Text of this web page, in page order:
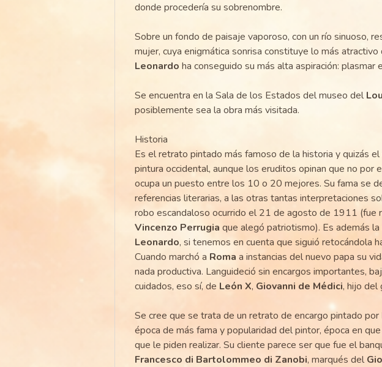
donde procedería su sobrenombre.
Sobre un fondo de paisaje vaporoso, con un río sinuoso,
mujer, cuya enigmática sonrisa constituye lo más
Leonardo ha conseguido su más alta aspiración: plasmar
Se encuentra en la Sala de los Estados del museo del
posiblemente sea la obra más visitada.
Historia
Es el retrato pintado más famoso de la historia y quizás
pintura occidental, aunque los eruditos opinan que no por
ocupa un puesto entre los 10 o 20 mejores. Su fama se
referencias literarias, a las otras tantas interpretaciones
robo escandaloso ocurrido el 21 de agosto de 1911 (fue
Vincenzo Perrugia que alegó patriotismo). Es además
Leonardo, si tenemos en cuenta que siguió retocándola
Cuando marchó a Roma a instancias del nuevo papa su
nada productiva. Languideció sin encargos importantes,
cuidados, eso sí, de León X, Giovanni de Médici, hijo del
Se cree que se trata de un retrato de encargo pintado por
época de más fama y popularidad del pintor, época en
que le piden realizar. Su cliente parece ser que fue el
Francesco di Bartolommeo di Zanobi, marqués del